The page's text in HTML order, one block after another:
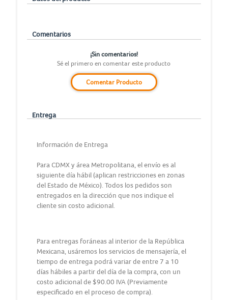
Comentarios
¡Sin comentarios!
Sé el primero en comentar este producto
Comentar Producto
Entrega
Información de Entrega
Para CDMX y área Metropolitana, el envío es al
siguiente día hábil (aplican restricciones en zonas
del Estado de México). Todos los pedidos son
entregados en la dirección que nos indique el
cliente sin costo adicional.
Para entregas foráneas al interior de la República
Mexicana, usáremos los servicios de mensajería, el
tiempo de entrega podrá variar de entre 7 a 10
días hábiles a partir del día de la compra, con un
costo adicional de $90.00 IVA (Previamente
especificado en el proceso de compra).